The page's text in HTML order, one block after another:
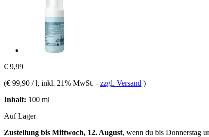
€ 9,99
(€ 99,90 / l, inkl. 21% MwSt. - zzgl. Versand )
Inhalt: 100 ml
Auf Lager
Zustellung bis Mittwoch, 12. August, wenn du bis Donnerstag